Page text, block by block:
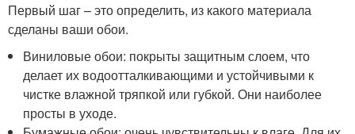
Первый шаг – это определить, из какого материала
сделаны ваши обои.
Виниловые обои: покрыты защитным слоем, что
делает их водоотталкивающими и устойчивыми к
чистке влажной тряпкой или губкой. Они наиболее
просты в уходе.